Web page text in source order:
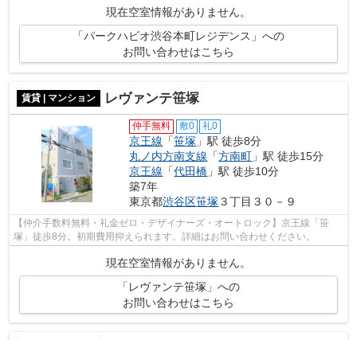
現在空室情報がありません。
「パークハビオ渋谷本町レジデンス」への
お問い合わせはこちら
賃貸 | マンション レヴァンテ笹塚
仲手無料 敷0 礼0
京王線 「笹塚 」駅 徒歩8分
丸ノ内方南支線 「方南町 」駅 徒歩15分
京王線 「代田橋 」駅 徒歩10分
築7年
東京都渋谷区笹塚 ３丁目３０－９
【仲介手数料無料・礼金ゼロ・デザイナーズ・オートロック】京王線「笹
塚」徒歩8分。初期費用抑えられます。詳細はお問い合わせください。
現在空室情報がありません。
「レヴァンテ笹塚」への
お問い合わせはこちら